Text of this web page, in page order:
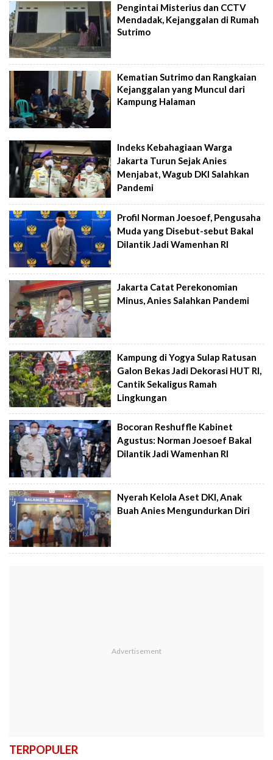
Pengintai Misterius dan CCTV
Mendadak, Kejanggalan di Rumah
Sutrimo
Kematian Sutrimo dan Rangkaian
Kejanggalan yang Muncul dari
Kampung Halaman
Indeks Kebahagiaan Warga
Jakarta Turun Sejak Anies
Menjabat, Wagub DKI Salahkan
Pandemi
Profil Norman Joesoef, Pengusaha
Muda yang Disebut-sebut Bakal
Dilantik Jadi Wamenhan RI
Jakarta Catat Perekonomian
Minus, Anies Salahkan Pandemi
Kampung di Yogya Sulap Ratusan
Galon Bekas Jadi Dekorasi HUT RI,
Cantik Sekaligus Ramah
Lingkungan
Bocoran Reshuffle Kabinet
Agustus: Norman Joesoef Bakal
Dilantik Jadi Wamenhan RI
Nyerah Kelola Aset DKI, Anak
Buah Anies Mengundurkan Diri
TERPOPULER